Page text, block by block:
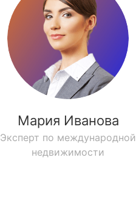
Мария Иванова
Эксперт по международной
недвижимости